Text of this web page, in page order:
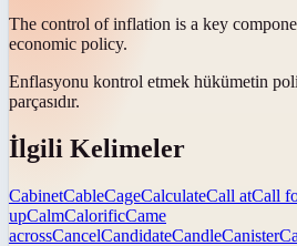
The control of inflation is a key
economic policy.
Enflasyonu kontrol etmek hükümetin
parçasıdır.
İlgili Kelimeler
CabinetCableCageCalculateCall atCall
upCalmCalorificCame
acrossCancelCandidateCandleCanister